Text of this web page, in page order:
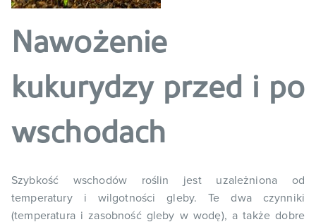
Nawożenie
kukurydzy przed i po
wschodach
Szybkość wschodów roślin jest uzależniona od
temperatury i wilgotności gleby. Te dwa czynniki
(temperatura i zasobność gleby w wodę), a także dobre